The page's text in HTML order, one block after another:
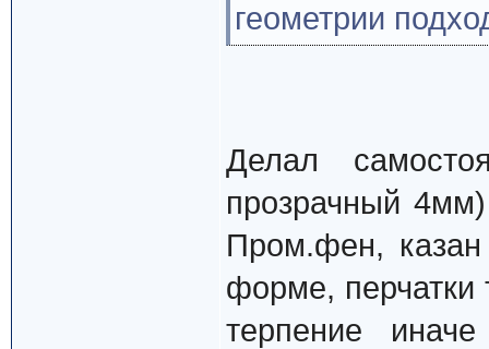
геометрии
Делал
прозрачный
Пром.фен,
форме, перчатки
терпение